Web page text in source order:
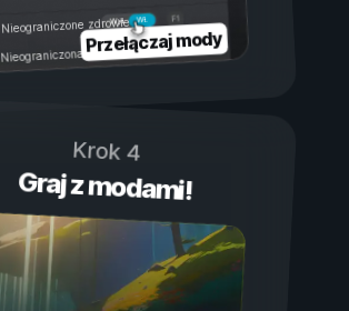
Wł.
Wył.
Nieograniczone zdrowie
Nieograniczona wytrzymałość
Przełączaj mody
Krok 4
Graj z modami!